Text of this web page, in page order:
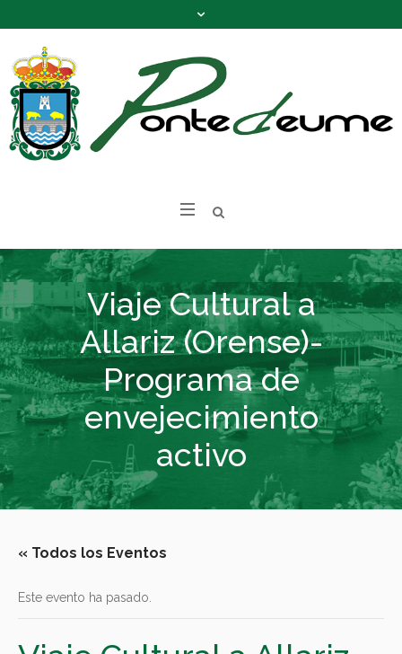
Viaje Cultural a
Allariz (Orense)-
Programa de
envejecimiento
activo
« Todos los Eventos
Este evento ha pasado.